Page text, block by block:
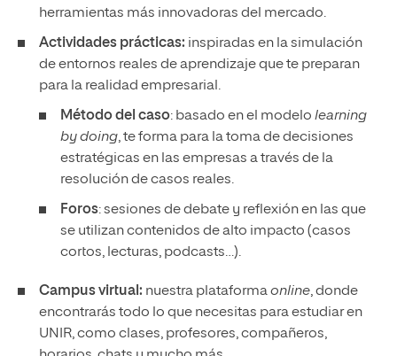
herramientas más innovadoras del mercado.
Actividades prácticas: inspiradas en la simulación
de entornos reales de aprendizaje que te preparan
para la realidad empresarial.
Método del caso: basado en el modelo learning
by doing, te forma para la toma de decisiones
estratégicas en las empresas a través de la
resolución de casos reales.
Foros: sesiones de debate y reflexión en las que
se utilizan contenidos de alto impacto (casos
cortos, lecturas, podcasts…).
Campus virtual: nuestra plataformaonline, donde
encontrarás todo lo que necesitas para estudiar en
UNIR, como clases, profesores, compañeros,